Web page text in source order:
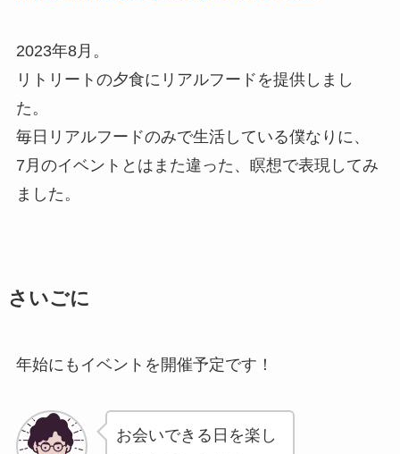
2023年8月。
リトリートの夕食にリアルフードを提供しまし
た。
毎日リアルフードのみで生活している僕なりに、
7月のイベントとはまた違った、瞑想で表現してみ
ました。
さいごに
年始にもイベントを開催予定です！
お会いできる日を楽し